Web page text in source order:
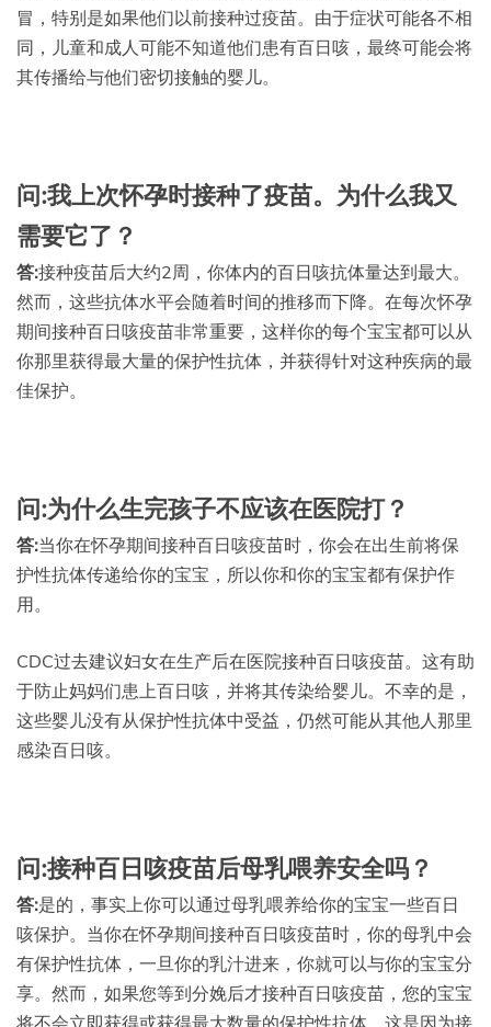
冒，特别是如果他们以前接种过疫苗。由于症状可能各不相
同，儿童和成人可能不知道他们患有百日咳，最终可能会将
其传播给与他们密切接触的婴儿。
问:我上次怀孕时接种了疫苗。为什么我又
需要它了？
答:接种疫苗后大约2周，你体内的百日咳抗体量达到最大。
然而，这些抗体水平会随着时间的推移而下降。在每次怀孕
期间接种百日咳疫苗非常重要，这样你的每个宝宝都可以从
你那里获得最大量的保护性抗体，并获得针对这种疾病的最
佳保护。
问:为什么生完孩子不应该在医院打？
答:当你在怀孕期间接种百日咳疫苗时，你会在出生前将保
护性抗体传递给你的宝宝，所以你和你的宝宝都有保护作
用。
CDC过去建议妇女在生产后在医院接种百日咳疫苗。这有助
于防止妈妈们患上百日咳，并将其传染给婴儿。不幸的是，
这些婴儿没有从保护性抗体中受益，仍然可能从其他人那里
感染百日咳。
问:接种百日咳疫苗后母乳喂养安全吗？
答:是的，事实上你可以通过母乳喂养给你的宝宝一些百日
咳保护。当你在怀孕期间接种百日咳疫苗时，你的母乳中会
有保护性抗体，一旦你的乳汁进来，你就可以与你的宝宝分
享。然而，如果您等到分娩后才接种百日咳疫苗，您的宝宝
将不会立即获得或获得最大数量的保护性抗体。这是因为接